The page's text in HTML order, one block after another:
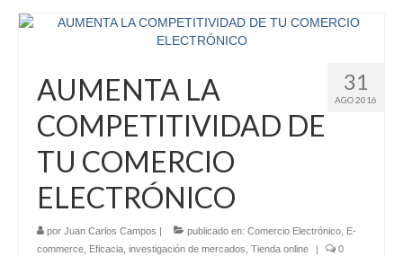
31
AGO 2016
AUMENTA LA
COMPETITIVIDAD DE
TU COMERCIO
ELECTRÓNICO
por Juan Carlos Campos publicado en: Comercio Electrónico
E-
commerce
Eficacia investigación de mercados Tienda online 0